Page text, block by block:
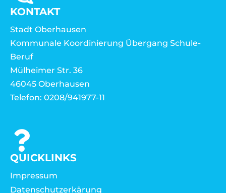
KONTAKT
Stadt Oberhausen
Kommunale Koordinierung Übergang Schule-
Beruf
Mülheimer Str. 36
46045 Oberhausen
Telefon: 0208/941977-11
QUICKLINKS
Impressum
Datenschutzerkärung